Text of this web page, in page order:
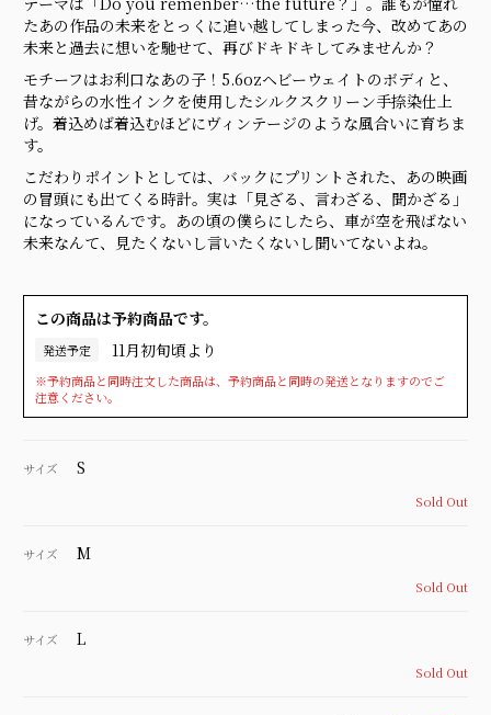
たあの作品の未来をとっくに追い越してしまった今、改めてあの
未来と過去に想いを馳せて、再びドキドキしてみませんか？
モチーフはお利口なあの子！5.6ozヘビーウェイトのボディと、
昔ながらの水性インクを使用したシルクスクリーン手捺染仕上
げ。着込めば着込むほどにヴィンテージのような風合いに育ちま
す。
こだわりポイントとしては、バックにプリントされた、あの映画
の冒頭にも出てくる時計。実は「見ざる、言わざる、聞かざる」
になっているんです。あの頃の僕らにしたら、車が空を飛ばない
未来なんて、見たくないし言いたくないし聞いてないよね。
この商品は予約商品です。
発送予定 11月初旬頃より
※予約商品と同時注文した商品は、予約商品と同時の発送となりますのでご
注意ください。
サイズ S
Sold Out
サイズ M
Sold Out
サイズ L
Sold Out